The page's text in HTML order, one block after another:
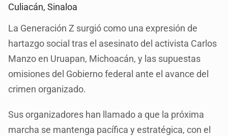
Culiacán, Sinaloa
La Generación Z surgió como una expresión de
hartazgo social tras el asesinato del activista Carlos
Manzo en Uruapan, Michoacán, y las supuestas
omisiones del Gobierno federal ante el avance del
crimen organizado.
Sus organizadores han llamado a que la próxima
marcha se mantenga pacífica y estratégica, con el